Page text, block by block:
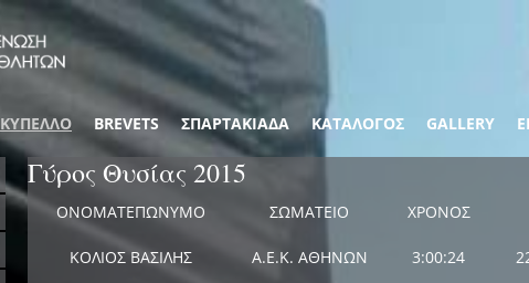
ΚΥΠΕΛΛΟ BREVETS ΣΠΑΡΤΑΚΙΑΔΑ ΚΑΤΑΛΟΓΟΣ GALLERY
Γύρος Θυσίας 2015
ΟΝΟΜΑΤΕΠΩΝΥΜΟ ΣΩΜΑΤΕΙΟ ΧΡΟΝΟΣ
ΚΟΛΙΟΣ ΒΑΣΙΛΗΣ Α.Ε.Κ. ΑΘΗΝΩΝ 3:00:24